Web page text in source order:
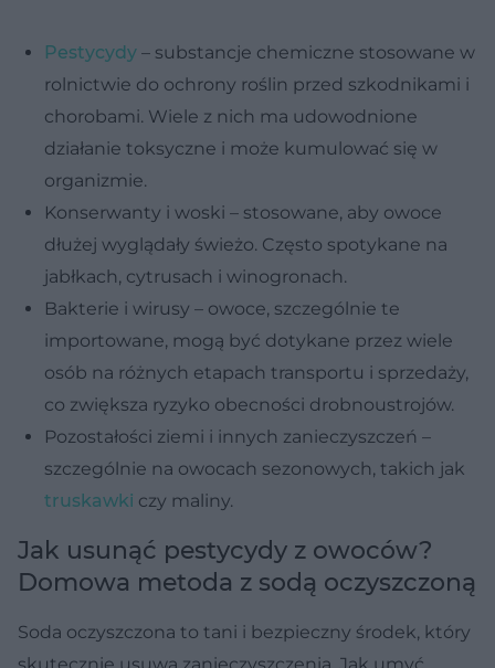
Pestycydy – substancje chemiczne stosowane w
rolnictwie do ochrony roślin przed szkodnikami i
chorobami. Wiele z nich ma udowodnione
działanie toksyczne i może kumulować się w
organizmie.
Konserwanty i woski – stosowane, aby owoce
dłużej wyglądały świeżo. Często spotykane na
jabłkach, cytrusach i winogronach.
Bakterie i wirusy – owoce, szczególnie te
importowane, mogą być dotykane przez wiele
osób na różnych etapach transportu i sprzedaży,
co zwiększa ryzyko obecności drobnoustrojów.
Pozostałości ziemi i innych zanieczyszczeń –
szczególnie na owocach sezonowych, takich jak
truskawki czy maliny.
Jak usunąć pestycydy z owoców?
Domowa metoda z sodą oczyszczoną
Soda oczyszczona to tani i bezpieczny środek, który
skutecznie usuwa zanieczyszczenia. Jak umyć